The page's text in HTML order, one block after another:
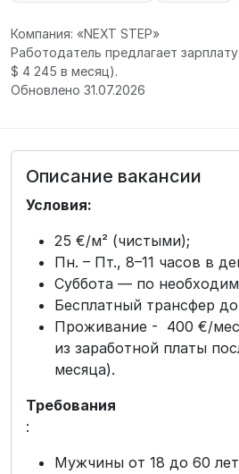
Компания: «NEXT STEP»
Работодатель предлагает
$ 4 245 в месяц).
Обновлено 31.07.2026
Описание вакансии
Условия:
25 €/м² (чистыми);
Пн. – Пт., 8–11 часов в
Суббота — по
Бесплатный трансфер
Проживание - 400 €/
из заработной платы
месяца).
Требования
:
Мужчины от 18 до 60